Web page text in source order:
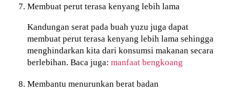
Membuat perut terasa kenyang lebih lama
Kandungan serat pada buah yuzu juga dapat
membuat perut terasa kenyang lebih lama sehingga
menghindarkan kita dari konsumsi makanan secara
berlebihan. Baca juga:manfaat bengkoang
Membantu menurunkan berat badan